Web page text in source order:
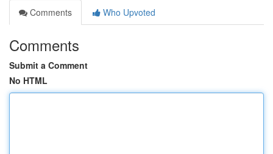
Comments
Who Upvoted
Comments
Submit a Comment
No HTML